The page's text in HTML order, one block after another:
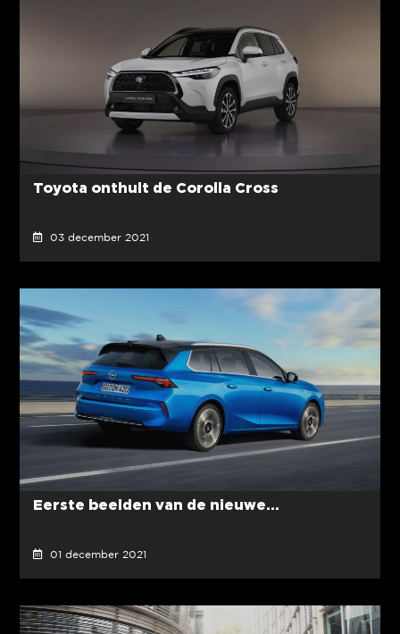
Toyota onthult de Corolla Cross
03 december 2021
Eerste beelden van de nieuwe...
01 december 2021